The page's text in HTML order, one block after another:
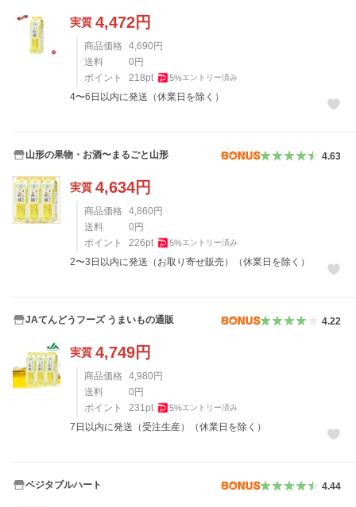
実質 4,472円
商品価格 4,690円
送料
0円
ポイント
218pt 5%エントリー済み
4〜6日以内に発送（休業日を除く）
山形の果物・お酒〜まるごと山形 4.63
実質 4,634円
商品価格 4,860円
送料
0円
ポイント
226pt 5%エントリー済み
2〜3日以内に発送（お取り寄せ販売）（休業日を除く）
JAてんどうフーズ うまいもの通販 4.22
実質 4,749円
商品価格 4,980円
送料
0円
ポイント
231 pt 5%エントリー済み
7日以内に発送（受注生産）（休業日を除く）
ベジタブルハート 4.44